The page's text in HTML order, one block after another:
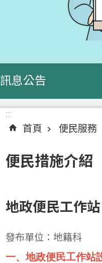
訊息公告
:::
首頁
便民服務
便民措施介紹
地政便民工作站
發布單位：地籍科
一、地政便民工作站